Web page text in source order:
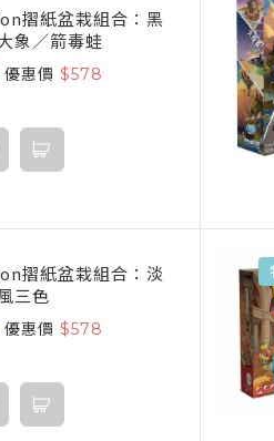
摺紙盆栽組合：黑
象／箭毒蛙
優惠價$578
摺紙盆栽組合：淡
三色
優惠價$578